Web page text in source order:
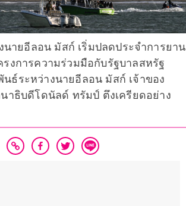
นายอีลอน มัสก์ เริ่มปลดประจำการยาน
งการความร่วมมือกับรัฐบาลสหรัฐ
ธ์ระหว่างนายอีลอน มัสก์ เจ้าของ
าธิบดีโดนัลด์ ทรัมป์ ตึงเครียดอย่าง